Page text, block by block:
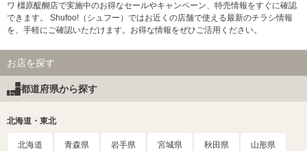
ワ 橿原醍醐店で実施中のお得なセールやキャンペーン、特売情報をすぐに確認
できます。 Shufoo!（シュフー）ではお近くの店舗で使える最新のチラシ情報
を、手軽にご確認いただけます。お得な情報をぜひご活用ください。
お店を探す
都道府県から探す
北海道・東北
北海道 青森県 岩手県 宮城県 秋田県 山形県